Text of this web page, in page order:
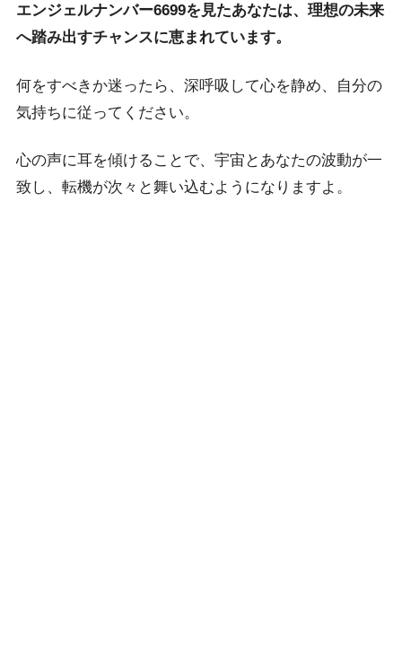
エンジェルナンバー6699を見たあなたは、理想の未来
へ踏み出すチャンスに恵まれています。
何をすべきか迷ったら、深呼吸して心を静め、自分の
気持ちに従ってください。
心の声に耳を傾けることで、宇宙とあなたの波動が一
致し、転機が次々と舞い込むようになりますよ。